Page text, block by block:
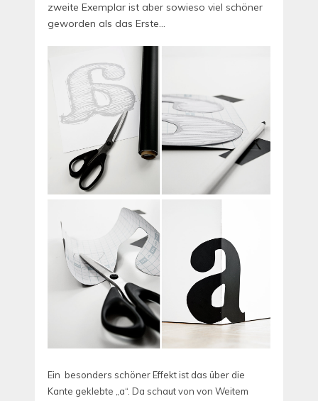
zweite Exemplar ist aber sowieso viel schöner
geworden als das Erste…
Ein besonders schöner Effekt ist das über die
Kante geklebte „a“. Da schaut von von Weitem